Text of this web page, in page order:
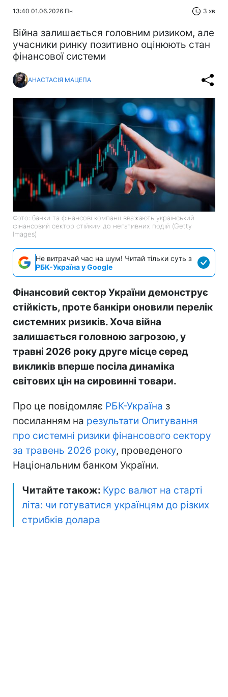
13:40 01.06.2026 Пн 3 хв
Війна залишається головним ризиком, але
учасники ринку позитивно оцінюють стан
фінансової системи
АНАСТАСІЯ МАЦЕПА
Фото: банки та фінансові компанії вважають український
фінансовий сектор стійким до негативних подій (Getty
Images)
Не витрачай час на шум! Читай тільки суть з
РБК-Україна у Google
Фінансовий сектор України демонструє
стійкість, проте банкіри оновили перелік
системних ризиків. Хоча війна
залишається головною загрозою, у
травні 2026 року друге місце серед
викликів вперше посіла динаміка
світових цін на сировинні товари.
Про це повідомляє РБК-Україна з
посиланням на результати Опитування
про системні ризики фінансового сектору
за травень 2026 року, проведеного
Національним банком України.
Читайте також: Курс валют на старті
літа: чи готуватися українцям до різких
стрибків долара